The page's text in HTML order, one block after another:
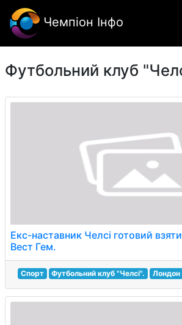
Чемпіон Інфо
Футбольний клуб
Екс-наставник Челсі готовий
Вест Гем.
Спорт Футбольний клуб "Челсі". Лондон